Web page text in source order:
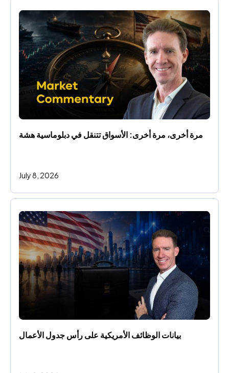
مرة أخرى، مرة أخرى: الأسواق تتنقل في دبلوماسية هشة
July 8, 2026
بيانات الوظائف الأمريكية على رأس جدول الأعمال